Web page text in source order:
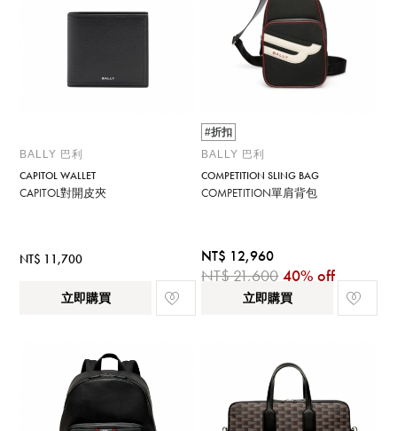
BALLY 巴利
CAPITOL WALLET
CAPITOL對開皮夾
NT$ 11,700
立即購買
#折扣
BALLY 巴利
COMPETITION SLING BAG
COMPETITION單肩背包
NT$ 12,960
NT$ 21,600 40% off
立即購買